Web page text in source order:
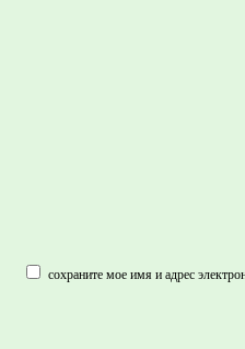
сохраните мое имя и адрес